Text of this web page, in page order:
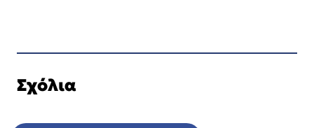
Σχόλια